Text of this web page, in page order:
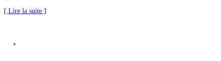
[ Lire la suite ]